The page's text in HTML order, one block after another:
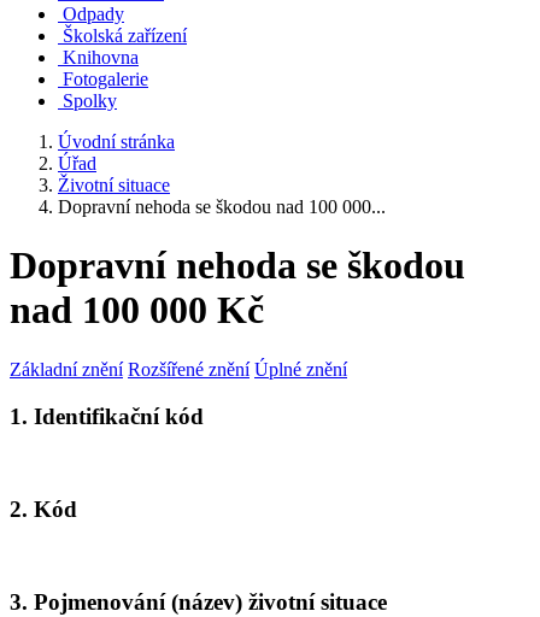
Odpady
Školská zařízení
Knihovna
Fotogalerie
Spolky
Úvodní stránka
Úřad
Životní situace
Dopravní nehoda se škodou nad 100 000...
Dopravní nehoda se škodou
nad 100 000 Kč
Základní znění Rozšířené znění Úplné znění
1. Identifikační kód
2. Kód
3. Pojmenování (název) životní situace